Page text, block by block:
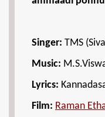
Singer: TMS
Music:
Lyrics:
Film: Raman